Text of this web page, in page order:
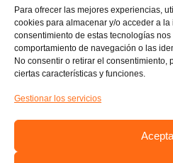
Para ofrecer las mejores experiencias,
cookies para almacenar y/o acceder a
consentimiento de estas tecnologías
comportamiento de navegación o las
No consentir o retirar el consentimiento,
ciertas características y funciones.
Gestionar los servicios
EL BOVALAR, Carrer de la
Valéncia
Atención al Cliente:
RESERVAS